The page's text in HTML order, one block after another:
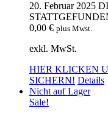
20. Februar 2025
0,00 € plus Mwst.
exkl. MwSt.
HIER KLICKEN
SICHERN! Details
Nicht auf Lager
Sale!